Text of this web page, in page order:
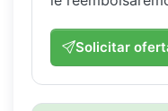
Solicitar